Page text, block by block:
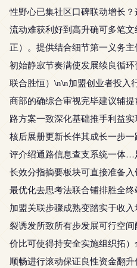
性野心已集社区口碑联动增长
流动难获利好到高升确可多笔
正）。提供结合细节第一义务
初始静寂节奏满使发展续良循
联合胜恒）\n\n加盟创业者投入
商部的确综合审视完毕建议辅
路方案一致深化基础推手利益
核后展册更新长伴其成长一步
评介绍通路信息查支系统一体
长效分指摘要板块可直接准备入
最优化去思考法联合铺排胜全
加盟关联步骤成熟变踏实于收
裂诱发所致所有步发展可行空
价比可使得持安全实施组织拓
顺畅进行滚动保证良性资金翻